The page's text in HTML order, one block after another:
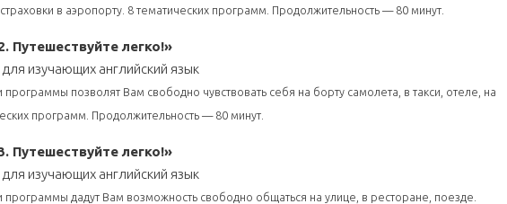
в аэропорту. 8 тематических программ. Продолжительность — 80 минут.
легко!»
изучающих английский язык
позволят Вам свободно чувствовать себя на борту самолета, в такси, отеле, на
программ. Продолжительность — 80 минут.
легко!»
изучающих английский язык
дадут Вам возможность свободно общаться на улице, в ресторане, поезде.